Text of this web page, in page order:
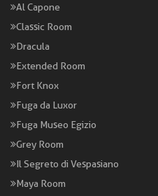
Al Capone
Classic Room
Dracula
Extended Room
Fort Knox
Fuga da Luxor
Fuga Museo Egizio
Grey Room
Il Segreto di Vespasiano
Maya Room